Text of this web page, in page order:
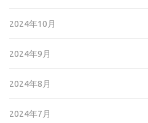
2024年10月
2024年9月
2024年8月
2024年7月